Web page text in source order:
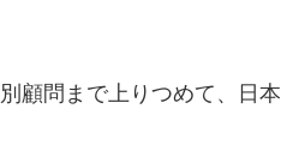
顧問まで上りつめて、日本